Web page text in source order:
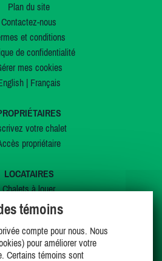
Plan du site
Contactez-nous
et conditions
de confidentialité
mes cookies
| Français
votre chalet
propriétaire
LOCATAIRES
Chalets à louer
à vendre
Offres spéciales
Mes favoris
témoins
compte pour nous. Nous
pour améliorer votre
Certains témoins sont